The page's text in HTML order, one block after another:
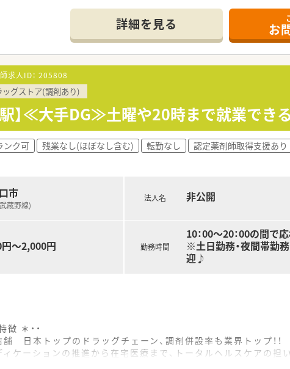
店舗調剤併設化にできるよう積極的に推進していきます。
持つので、自由なキャリアパスを描くことができます。
るスペシャリストから、本社で経営を担う幹部まで最大限に応援
でなく重要なポジションも薬剤師が担当しています。
度
わせ、豊富な社内研修や外部組織と連携した研修を用意していま
当
て、長く働ける職場環境を創っていきます！
詳細を見る お
求人ID： 205808
ッグストア(調剤あり)
】≪大手DG≫土曜や20時まで就業できる
ンク可 残業なし(ほぼなし含む) 転勤なし 認定薬剤師取得支援あり
市
蔵野線)
～2,000円
法人名 非公開
勤務時間
10：00～20：00の間で
※土日勤務・夜間帯勤
迎♪
徴 ＊・・
日本トップのドラッグチェーン、調剤併設率も業界トップ！！
ケーションの推進から在宅医療まで、トータルヘルスケアの担